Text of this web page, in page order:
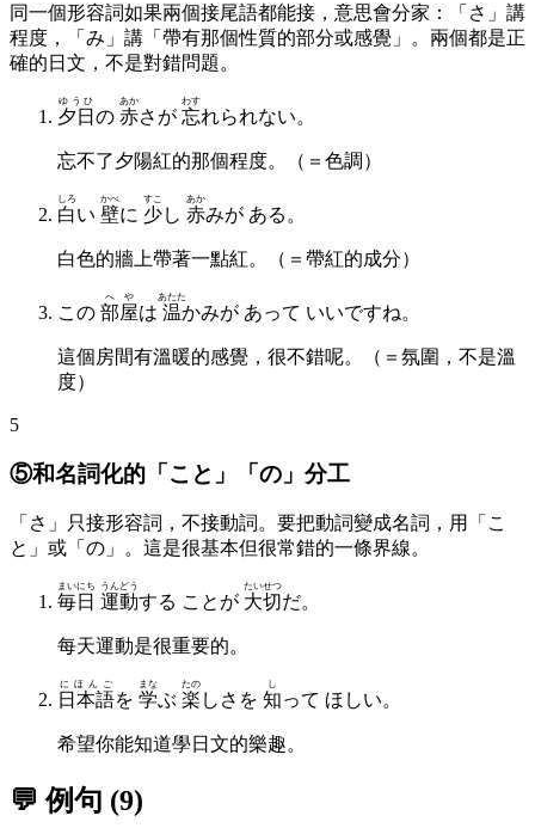
同一個形容詞如果兩個接尾語都能接，意思會分家：「さ」講
程度，「み」講「帶有那個性質的部分或感覺」。兩個都是正
確的日文，不是對錯問題。
夕日
ゆうひ
の 赤
あか
さが 忘
わす
れられない。
忘不了夕陽紅的那個程度。（＝色調）
白
しろ
い 壁
かべ
に 少
すこ
し 赤
あか
みが ある。
白色的牆上帶著一點紅。（＝帶紅的成分）
この 部屋
へや
は 温
あたた
かみが あって いいですね。
這個房間有溫暖的感覺，很不錯呢。（＝氛圍，不是溫
度）
5
⑤和名詞化的「こと」「の」分工
「さ」只接形容詞，不接動詞。要把動詞變成名詞，用「こ
と」或「の」。這是很基本但很常錯的一條界線。
毎日
まいにち
運動
うんどう
する ことが 大切
たいせつ
だ。
每天運動是很重要的。
日本語
にほんご
を 学
まな
ぶ 楽
たの
しさを 知
し
って ほしい。
希望你能知道學日文的樂趣。
💬 例句 (9)